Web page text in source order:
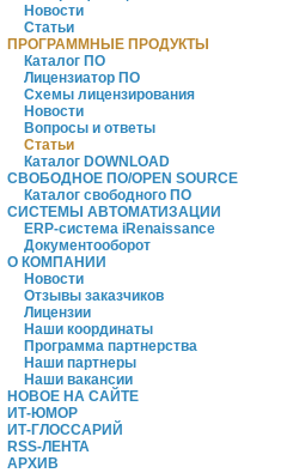
Новости
Статьи
ПРОГРАММНЫЕ ПРОДУКТЫ
Каталог ПО
Лицензиатор ПО
Схемы лицензирования
Новости
Вопросы и ответы
Статьи
Каталог DOWNLOAD
СВОБОДНОЕ ПО/OPEN SOURCE
Каталог свободного ПО
СИСТЕМЫ АВТОМАТИЗАЦИИ
ERP-система iRenaissance
Документооборот
О КОМПАНИИ
Новости
Отзывы заказчиков
Лицензии
Наши координаты
Программа партнерства
Наши партнеры
Наши вакансии
НОВОЕ НА САЙТЕ
ИТ-ЮМОР
ИТ-ГЛОССАРИЙ
RSS-ЛЕНТА
АРХИВ